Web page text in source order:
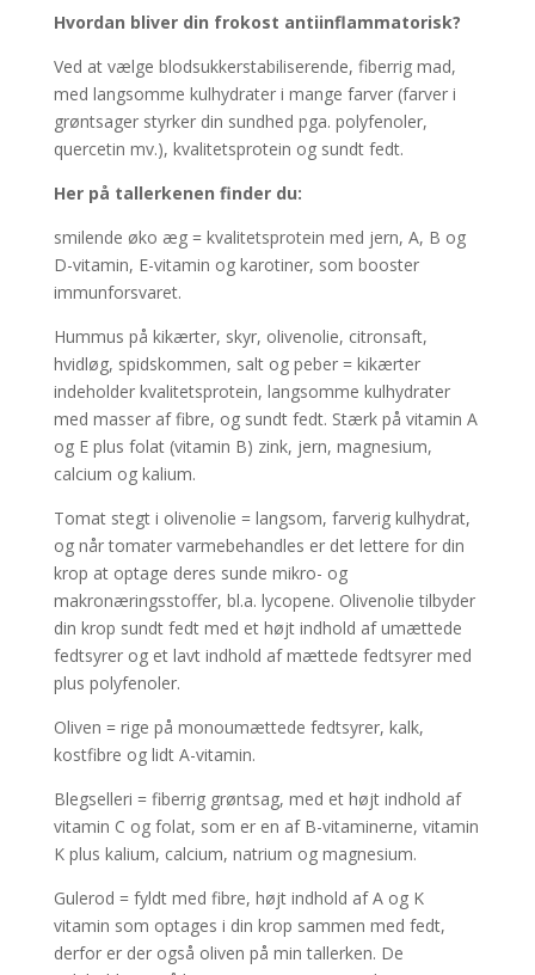
Hvordan bliver din frokost antiinflammatorisk?
Ved at vælge blodsukkerstabiliserende, fiberrig mad,
med langsomme kulhydrater i mange farver (farver i
grøntsager styrker din sundhed pga. polyfenoler,
quercetin mv.), kvalitetsprotein og sundt fedt.
Her på tallerkenen finder du:
smilende øko æg = kvalitetsprotein med jern, A, B og
D-vitamin, E-vitamin og karotiner, som booster
immunforsvaret.
Hummus på kikærter, skyr, olivenolie, citronsaft,
hvidløg, spidskommen, salt og peber = kikærter
indeholder kvalitetsprotein, langsomme kulhydrater
med masser af fibre, og sundt fedt. Stærk på vitamin A
og E plus folat (vitamin B) zink, jern, magnesium,
calcium og kalium.
Tomat stegt i olivenolie = langsom, farverig kulhydrat,
og når tomater varmebehandles er det lettere for din
krop at optage deres sunde mikro- og
makronæringsstoffer, bl.a. lycopene. Olivenolie tilbyder
din krop sundt fedt med et højt indhold af umættede
fedtsyrer og et lavt indhold af mættede fedtsyrer med
plus polyfenoler.
Oliven = rige på monoumættede fedtsyrer, kalk,
kostfibre og lidt A-vitamin.
Blegselleri = fiberrig grøntsag, med et højt indhold af
vitamin C og folat, som er en af B-vitaminerne, vitamin
K plus kalium, calcium, natrium og magnesium.
Gulerod = fyldt med fibre, højt indhold af A og K
vitamin som optages i din krop sammen med fedt,
derfor er der også oliven på min tallerken. De